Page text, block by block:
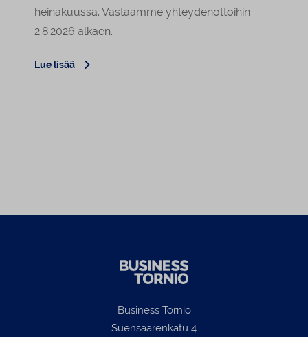
heinäkuussa. Vastaamme yhteydenottoihin
2.8.2026 alkaen.
Lue lisää
Business Tornio
Suensaarenkatu 4